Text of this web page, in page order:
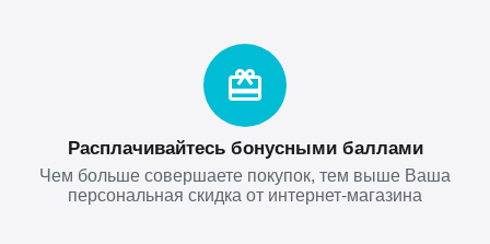
Расплачивайтесь бонусными баллами
Чем больше совершаете покупок, тем выше Ваша
персональная скидка от интернет-магазина